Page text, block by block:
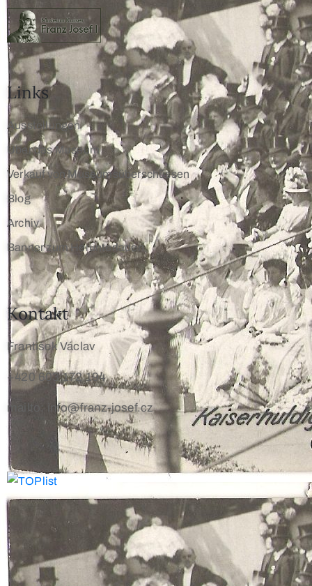
Links
Ausstellungen
Über das Museum
Verkauf von Museumsüberschüssen
Blog
Archiv
Banner zum Herunterladen
Kontakt
František Václav
+420 603 172 194
mailto: info@franz-josef.cz